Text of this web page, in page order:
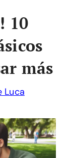
10
más
Luca